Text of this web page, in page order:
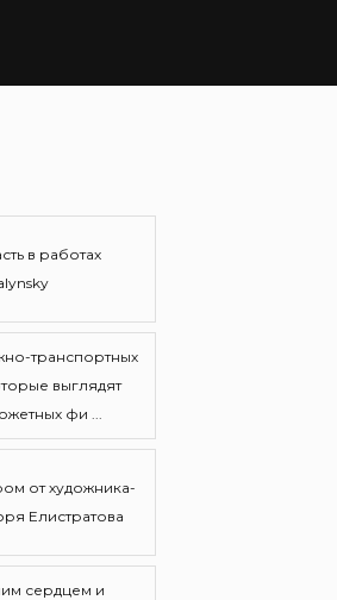
в работах
транспортных
выглядят
фи ...
от художника-
Елистратова
сердцем и